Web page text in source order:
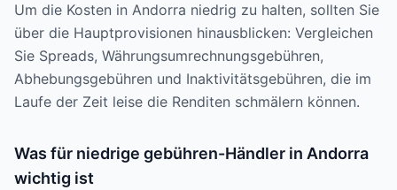
Um die Kosten in Andorra niedrig zu halten, sollten Sie
über die Hauptprovisionen hinausblicken: Vergleichen
Sie Spreads, Währungsumrechnungsgebühren,
Abhebungsgebühren und Inaktivitätsgebühren, die im
Laufe der Zeit leise die Renditen schmälern können.
Was für niedrige gebühren-Händler in Andorra
wichtig ist